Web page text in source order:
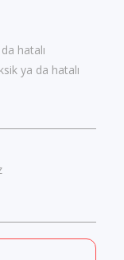
hatalı
ya da hatalı